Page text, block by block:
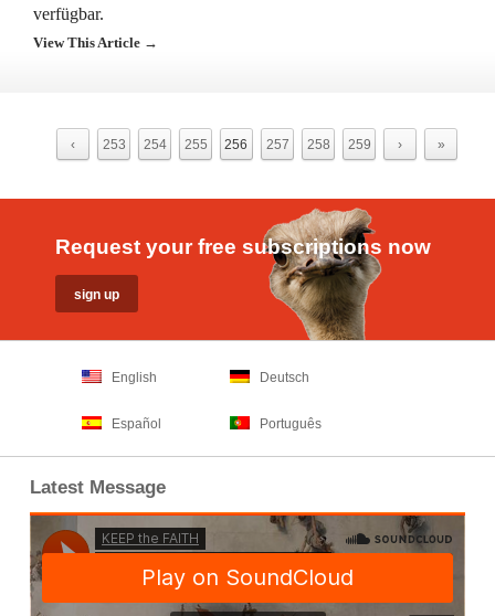
verfügbar.
View This Article →
‹ 253 254 255 256 257 258 259 › »
Request your free subscriptions now
English Deutsch
Español Português
Latest Message